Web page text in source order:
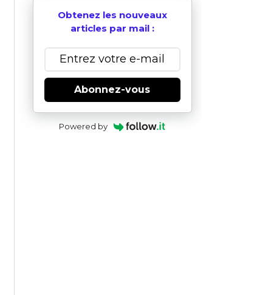
Obtenez les nouveaux
articles par mail :
Abonnez-vous
Powered by